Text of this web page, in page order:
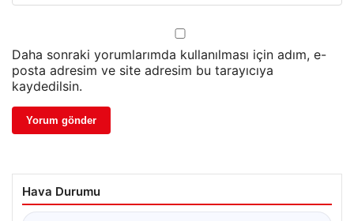
Daha sonraki yorumlarımda kullanılması için adım, e-
posta adresim ve site adresim bu tarayıcıya
kaydedilsin.
Hava Durumu